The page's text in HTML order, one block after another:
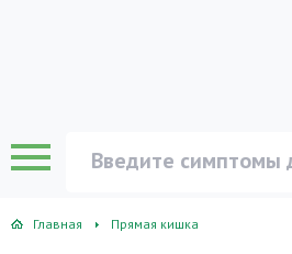
Главная Прямая кишка